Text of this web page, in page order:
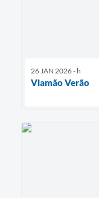
26 JAN 2026 - h
Viamão Verão